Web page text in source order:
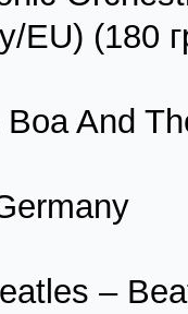
EU) (180
And
–